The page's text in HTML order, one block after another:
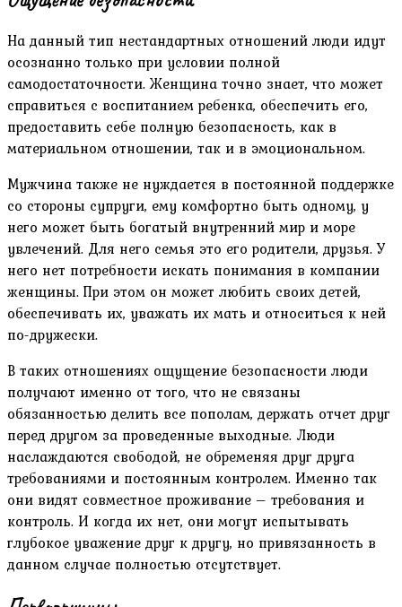
На данный тип нестандартных отношений люди идут
осознанно только при условии полной
самодостаточности. Женщина точно знает, что может
справиться с воспитанием ребенка, обеспечить его,
предоставить себе полную безопасность, как в
материальном отношении, так и в эмоциональном.
Мужчина также не нуждается в постоянной поддержке
со стороны супруги, ему комфортно быть одному, у
него может быть богатый внутренний мир и море
увлечений. Для него семья это его родители, друзья. У
него нет потребности искать понимания в компании
женщины. При этом он может любить своих детей,
обеспечивать их, уважать их мать и относиться к ней
по-дружески.
В таких отношениях ощущение безопасности люди
получают именно от того, что не связаны
обязанностью делить все пополам, держать отчет друг
перед другом за проведенные выходные. Люди
наслаждаются свободой, не обременяя друг друга
требованиями и постоянным контролем. Именно так
они видят совместное проживание – требования и
контроль. И когда их нет, они могут испытывать
глубокое уважение друг к другу, но привязанность в
данном случае полностью отсутствует.